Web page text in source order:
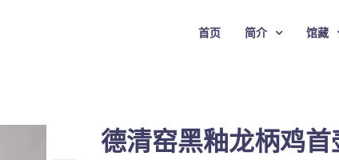
首页 简介 馆藏
德清窑黑釉龙柄鸡首